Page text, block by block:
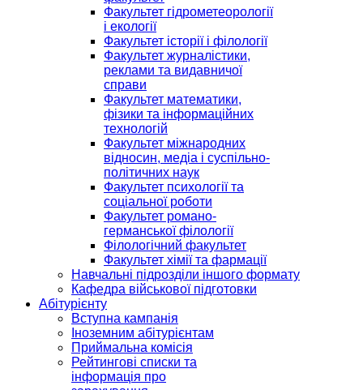
Факультет гідрометеорології
і екології
Факультет історії і філології
Факультет журналістики,
реклами та видавничої
справи
Факультет математики,
фізики та інформаційних
технологій
Факультет міжнародних
відносин, медіа і суспільно-
політичних наук
Факультет психології та
соціальної роботи
Факультет романо-
германської філології
Філологічний факультет
Факультет хімії та фармації
Навчальні підрозділи іншого формату
Кафедра військової підготовки
Абітурієнту
Вступна кампанія
Іноземним абітурієнтам
Приймальна комісія
Рейтингові списки та
інформація про